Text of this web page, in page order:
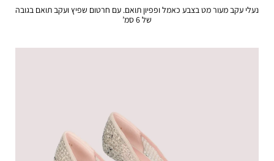
נעלי עקב מעור מט בצבע כאמל ופפיון תואם. עם חרטום שפיץ ועקב תואם בגובה
של 6 סמ’